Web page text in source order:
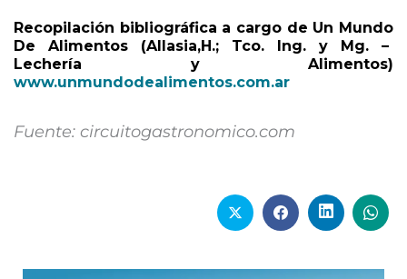
Recopilación bibliográfica a cargo de Un Mundo
De Alimentos (Allasia,H.; Tco. Ing. y Mg. –
Lechería y Alimentos)
www.unmundodealimentos.com.ar
Fuente: circuitogastronomico.com